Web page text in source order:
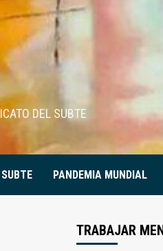
DEL SUBTE
PANDEMIA MUNDIAL
TRABAJAR